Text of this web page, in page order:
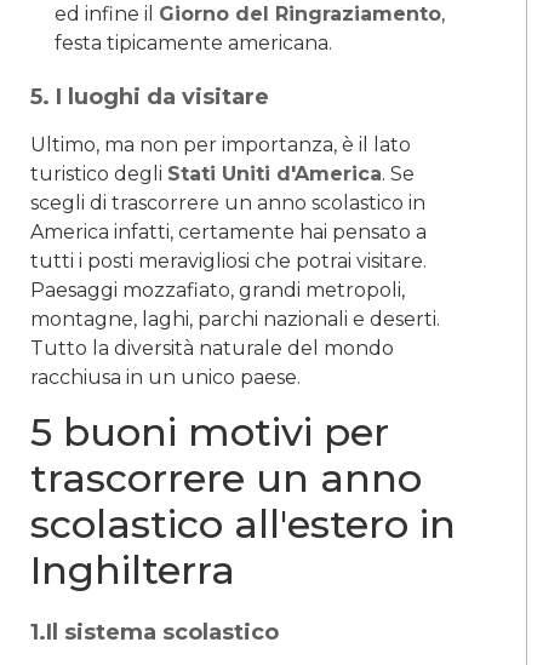
ed infine il Giorno del Ringraziamento,
festa tipicamente americana.
5. I luoghi da visitare
Ultimo, ma non per importanza, è il lato
turistico degli Stati Uniti d'America. Se
scegli di trascorrere un anno scolastico in
America infatti, certamente hai pensato a
tutti i posti meravigliosi che potrai visitare.
Paesaggi mozzafiato, grandi metropoli,
montagne, laghi, parchi nazionali e deserti.
Tutto la diversità naturale del mondo
racchiusa in un unico paese.
5 buoni motivi per
trascorrere un anno
scolastico all'estero in
Inghilterra
1.Il sistema scolastico